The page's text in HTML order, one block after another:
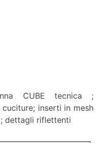
CUBE tecnica ;
inserti in mesh
dettagli riflettenti